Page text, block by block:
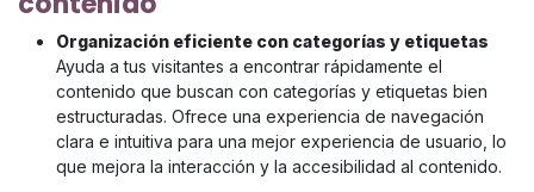
Organización eficiente con categorías y etiquetas
Ayuda a tus visitantes a encontrar rápidamente el
contenido que buscan con categorías y etiquetas bien
estructuradas. Ofrece una experiencia de navegación
clara e intuitiva para una mejor experiencia de usuario, lo
que mejora la interacción y la accesibilidad al contenido.